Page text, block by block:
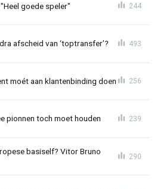
goede speler" 244
afscheid van ‘toptransfer’? 493
moét aan klantenbinding doen 256
pionnen toch moet houden 239
basiself? Vitor Bruno
290